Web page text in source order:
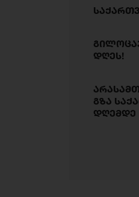
დღეს!
გზა
დღემდე